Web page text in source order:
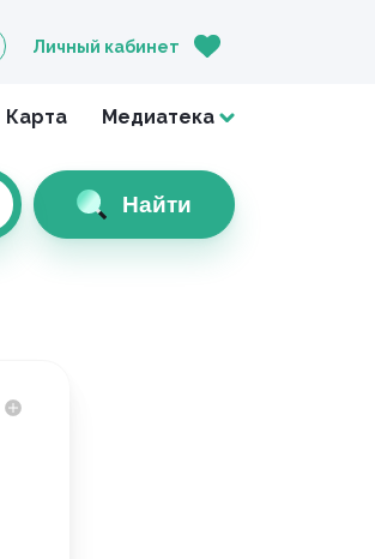
Личный кабинет
Карта Медиатека
Найти